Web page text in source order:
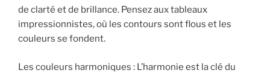
de clarté et de brillance. Pensez aux tableaux
impressionnistes, où les contours sont flous et les
couleurs se fondent.
Les couleurs harmoniques : L’harmonie est la clé du